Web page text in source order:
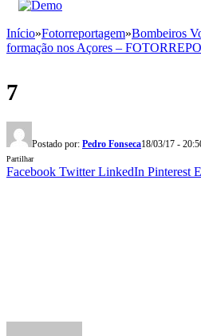
Início»Fotorreportagem»Bombeiros
formação nos Açores –
7
Postado por: Pedro Fonseca18/03/17 -
Partilhar
Facebook Twitter LinkedIn Pinterest